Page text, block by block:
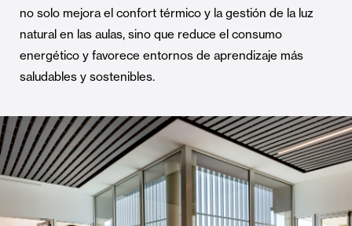
no solo mejora el confort térmico y la gestión de la luz
natural en las aulas, sino que reduce el consumo
energético y favorece entornos de aprendizaje más
saludables y sostenibles.